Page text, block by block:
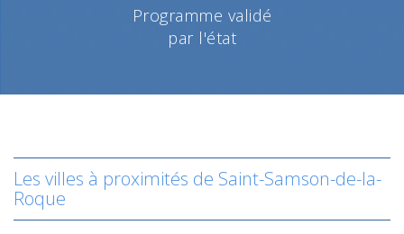
Programme validé
par l'état
Les villes à proximités de Saint-Samson-de-la-
Roque